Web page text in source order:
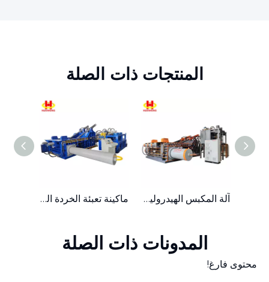
المنتجات ذات الصلة
ماكينة تعبئة الخردة المعدنية الهيدروليكية المدمجة ذات الدفع الجانبي بقدرة 315 طنًا آلة المكبس الهيدروليكي لإعادة تدوير الخردة المعدنية الثقيلة Y81K-1000
المدونات ذات الصلة
محتوى فارغ!